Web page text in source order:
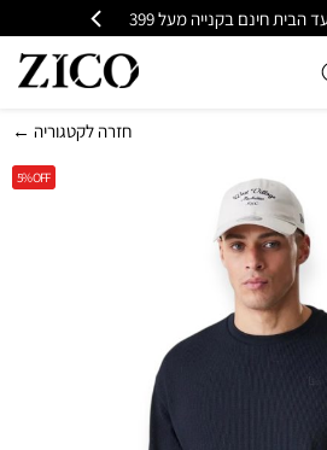
הבית חינם בקנייה מעל 399
← חזרה לקטגוריה
5%OFF